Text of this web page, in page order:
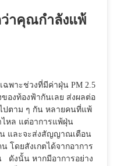
าคุณกำลังแพ้
พาะช่วงที่มีค่าฝุ่น PM 2.5
องท้องฟ้ากันเลย ส่งผลต่อ
ตาม ๆ กัน หลายคนที่แพ้
หล แต่อาการแพ้ฝุ่น
น และจะส่งสัญญาณเตือน
โดยสังเกตได้จากอาการ
ดังนั้น หากมีอาการอย่าง